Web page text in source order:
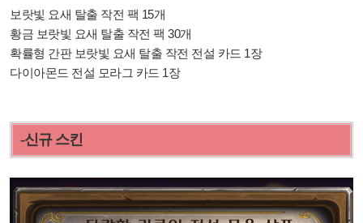
보랏빛 요새 탈출 작전 팩 15개
황금 보랏빛 요새 탈출 작전 팩 30개
확률형 간판 보랏빛 요새 탈출 작전 전설 카드 1장
다이아몬드 전설 모라그 카드 1장
-신규 스킨